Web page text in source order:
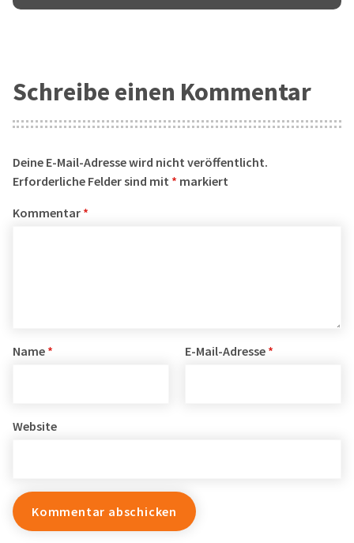
Schreibe einen Kommentar
Deine E-Mail-Adresse wird nicht veröffentlicht.
Erforderliche Felder sind mit * markiert
Kommentar *
Name * E-Mail-Adresse *
Website